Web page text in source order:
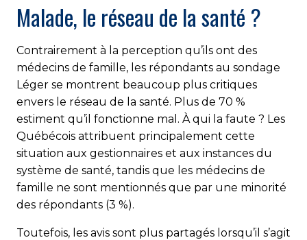
Malade, le réseau de la santé ?
Contrairement à la perception qu’ils ont des
médecins de famille, les répondants au sondage
Léger se montrent beaucoup plus critiques
envers le réseau de la santé. Plus de 70 %
estiment qu’il fonctionne mal. À qui la faute ? Les
Québécois attribuent principalement cette
situation aux gestionnaires et aux instances du
système de santé, tandis que les médecins de
famille ne sont mentionnés que par une minorité
des répondants (3 %).
Toutefois, les avis sont plus partagés lorsqu’il s’agit